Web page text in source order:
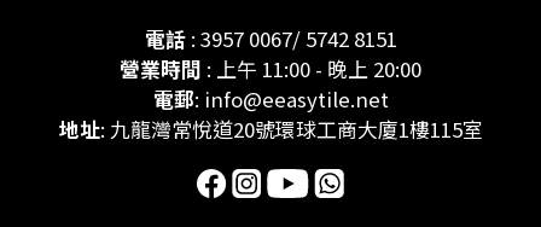
電話: 3957 0067/ 5742 8151
營業時間 : 上午 11:00 - 晚上 20:00
電郵: info@eeasytile.net
地址: 九龍灣常悅道20號環球工商大廈1樓115室